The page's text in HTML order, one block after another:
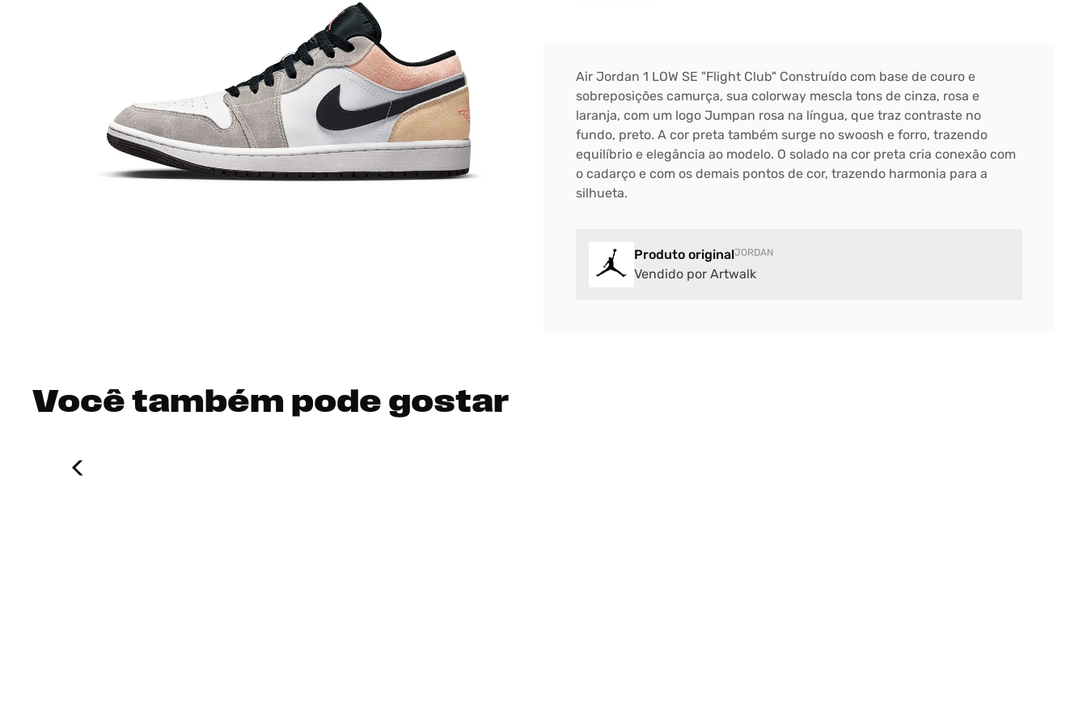
Air Jordan 1 LOW SE "Flight Club" Construído com base de couro e
sobreposições camurça, sua colorway mescla tons de cinza, rosa e
laranja, com um logo Jumpan rosa na língua, que traz contraste no
fundo, preto. A cor preta também surge no swoosh e forro, trazendo
equilíbrio e elegância ao modelo. O solado na cor preta cria conexão com
o cadarço e com os demais pontos de cor, trazendo harmonia para a
silhueta.
Produto originalJORDAN
Vendido por Artwalk
Você também pode gostar